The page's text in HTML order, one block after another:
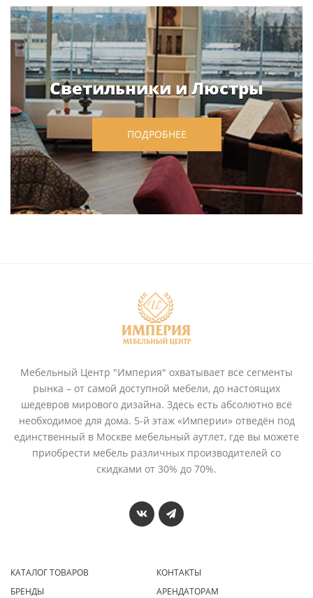
Светильники и Люстры
ПОДРОБНЕЕ
Мебельный Центр "Империя" охватывает все сегменты
рынка – от самой доступной мебели, до настоящих
шедевров мирового дизайна. Здесь есть абсолютно всё
необходимое для дома. 5-й этаж «Империи» отведён под
единственный в Москве мебельный аутлет, где вы можете
приобрести мебель различных производителей со
скидками от 30% до 70%.
КАТАЛОГ ТОВАРОВ
БРЕНДЫ
КОНТАКТЫ
АРЕНДАТОРАМ